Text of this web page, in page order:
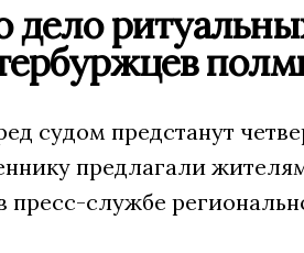
судом предстанут
предлагали
пресс-службе